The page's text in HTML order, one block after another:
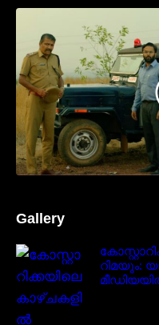
എത്തുന്ന
നേടിയ
Gallery
റിമയും: